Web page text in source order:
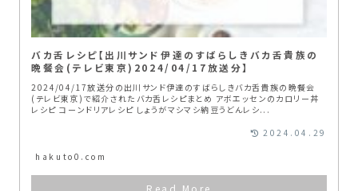
バカ舌レシピ【出川サンド伊達のすばらしきバカ舌貴族の
晩餐会(テレビ東京)2024/04/17放送分】
2024/04/17放送分の出川サンド伊達のすばらしきバカ舌貴族の晩餐会
(テレビ東京)で紹介されたバカ舌レシピまとめ アボエッセンのカロリー丼
レシピ コーンドリアレシピ しょうがマシマシ納豆うどんレシ...
hakuto0.com
2024.04.29